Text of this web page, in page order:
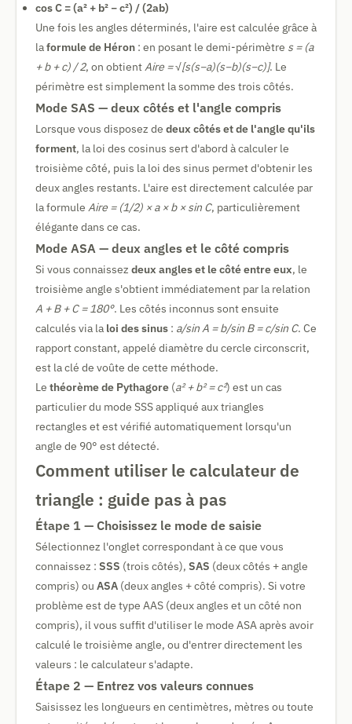
cos C = (a² + b² − c²) / (2ab)
Une fois les angles déterminés, l'aire est calculée grâce à
laformule de Héron : en posant le demi-périmètre s = (a
+ b + c) / 2, on obtientAire = √[s(s−a)(s−b)(s−c)]. Le
périmètre est simplement la somme des trois côtés.
Mode SAS — deux côtés et l'angle compris
Lorsque vous disposez de deux côtés et de l'angle qu'ils
forment, la loi des cosinus sert d'abord à calculer le
troisième côté, puis la loi des sinus permet d'obtenir les
deux angles restants. L'aire est directement calculée par
la formule Aire = (1/2) × a × b × sin C, particulièrement
élégante dans ce cas.
Mode ASA — deux angles et le côté compris
Si vous connaissez deux angles et le côté entre eux, le
troisième angle s'obtient immédiatement par la relation
A + B + C = 180°. Les côtés inconnus sont ensuite
calculés via la loi des sinus : a/sin A = b/sin B = c/sin C. Ce
rapport constant, appelé diamètre du cercle circonscrit,
est la clé de voûte de cette méthode.
Le théorème de Pythagore (a² + b² = c²) est un cas
particulier du mode SSS appliqué aux triangles
rectangles et est vérifié automatiquement lorsqu'un
angle de 90° est détecté.
Comment utiliser le calculateur de
triangle : guide pas à pas
Étape 1 — Choisissez le mode de saisie
Sélectionnez l'onglet correspondant à ce que vous
connaissez : SSS (trois côtés), SAS (deux côtés + angle
compris) ou ASA (deux angles + côté compris). Si votre
problème est de type AAS (deux angles et un côté non
compris), il vous suffit d'utiliser le mode ASA après avoir
calculé le troisième angle, ou d'entrer directement les
valeurs : le calculateur s'adapte.
Étape 2 — Entrez vos valeurs connues
Saisissez les longueurs en centimètres, mètres ou toute